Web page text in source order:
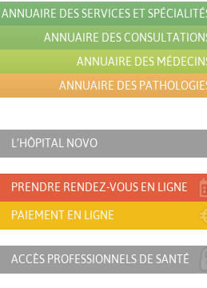
ANNUAIRE DES SERVICES ET
ANNUAIRE DES
ANNUAIRE DES
ANNUAIRE DES
L’HÔPITAL NOVO
PRENDRE RENDEZ-VOUS EN LIGNE
PAIEMENT EN LIGNE
ACCÈS PROFESSIONNELS DE SANTÉ